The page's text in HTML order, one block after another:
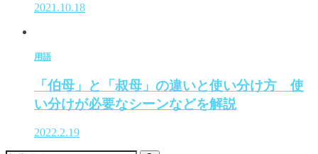
2021.10.18
用語
「伯母」と「叔母」の違いと使い分け方 使
い分けが必要なシーンなどを解説
2022.2.19